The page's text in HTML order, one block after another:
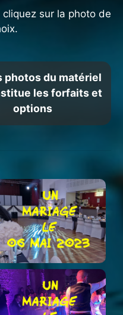
sur la photo de
photos du matériel
les forfaits et
options